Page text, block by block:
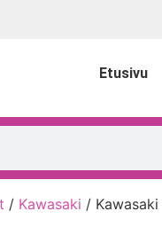
Etusivu
/ Kawasaki /